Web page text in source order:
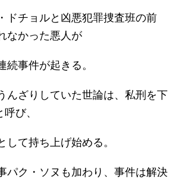
ドチョルと凶悪犯罪捜査班の前
なかった悪人が
続事件が起きる。
んざりしていた世論は、私刑を下
び、
して持ち上げ始める。
パク・ソヌも加わり、事件は解決